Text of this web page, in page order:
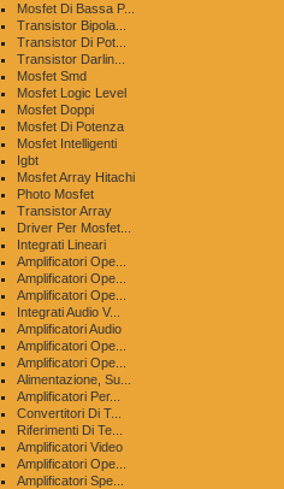
Mosfet Di Bassa P...
Transistor Bipola...
Transistor Di Pot...
Transistor Darlin...
Mosfet Smd
Mosfet Logic Level
Mosfet Doppi
Mosfet Di Potenza
Mosfet Intelligenti
Igbt
Mosfet Array Hitachi
Photo Mosfet
Transistor Array
Driver Per Mosfet...
Integrati Lineari
Amplificatori Ope...
Amplificatori Ope...
Amplificatori Ope...
Integrati Audio V...
Amplificatori Audio
Amplificatori Ope...
Amplificatori Ope...
Alimentazione, Su...
Amplificatori Per...
Convertitori Di T...
Riferimenti Di Te...
Amplificatori Video
Amplificatori Ope...
Amplificatori Spe...